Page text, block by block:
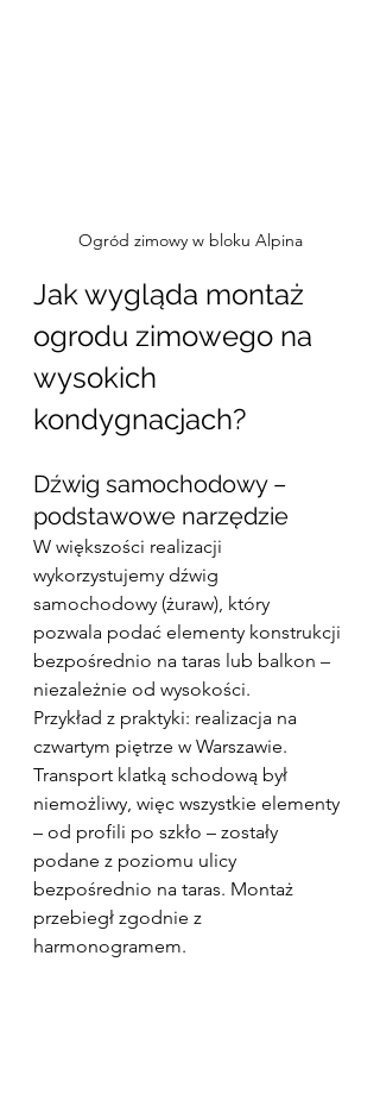
Ogród zimowy w bloku Alpina
Jak wygląda montaż
ogrodu zimowego na
wysokich
kondygnacjach?
Dźwig samochodowy –
podstawowe narzędzie
W większości realizacji
wykorzystujemy dźwig
samochodowy (żuraw), który
pozwala podać elementy konstrukcji
bezpośrednio na taras lub balkon –
niezależnie od wysokości.
Przykład z praktyki: realizacja na
czwartym piętrze w Warszawie.
Transport klatką schodową był
niemożliwy, więc wszystkie elementy
– od profili po szkło – zostały
podane z poziomu ulicy
bezpośrednio na taras. Montaż
przebiegł zgodnie z
harmonogramem.